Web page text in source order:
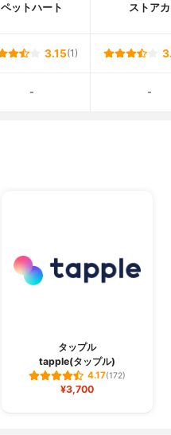
ペットハート
ストアカ
3.15(1)
- -
タップル
tapple(タップル)
4.17(172)
¥3,700